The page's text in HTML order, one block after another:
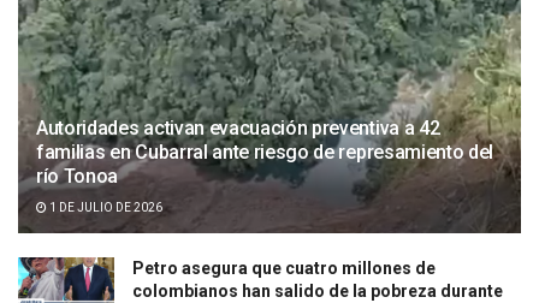
Autoridades activan evacuación preventiva a 42
familias en Cubarral ante riesgo de represamiento del
río Tonoa
1 DE JULIO DE 2026
Petro asegura que cuatro millones de
colombianos han salido de la pobreza durante